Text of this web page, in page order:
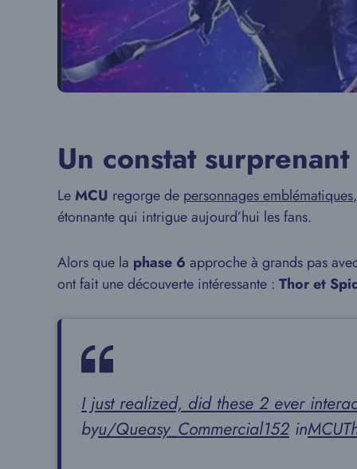
Un constat
LeMCU regorge de personnages emblématiques
étonnante qui intrigue aujourd’hui les fans.
Alors que la phase 6 approche à grands pas
ont fait une découverte intéressante : Thor et
I just realized, did these 2 ever
byu/Queasy_Commercial152 in